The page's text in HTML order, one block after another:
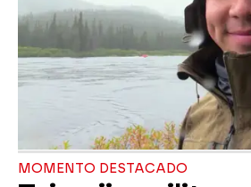
MOMENTO DESTACADO